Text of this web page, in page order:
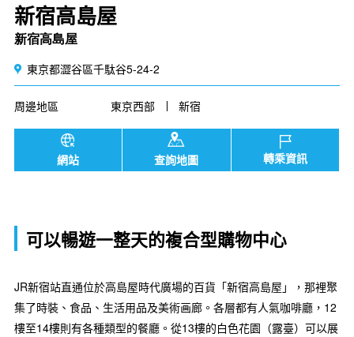
新宿高島屋
新宿高島屋
東京都澀谷區千駄谷5-24-2
周邊地區 東京西部 新宿
網站 查詢地圖 轉乘資訊
可以暢遊一整天的複合型購物中心
JR新宿站直通位於高島屋時代廣場的百貨「新宿高島屋」，那裡聚
集了時裝、食品、生活用品及美術画廊。各層都有人氣咖啡廳，12
樓至14樓則有各種類型的餐廳。從13樓的白色花園（露臺）可以展